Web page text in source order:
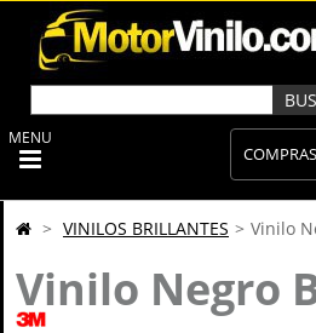
MENU
> VINILOS BRILLANTES > Vinilo
Vinilo Negro